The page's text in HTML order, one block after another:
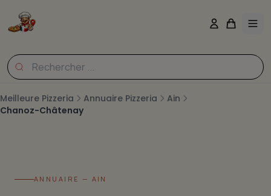
Meilleure Pizzeria Annuaire Pizzeria
Ain
Chanoz-Châtenay
ANNUAIRE — AIN